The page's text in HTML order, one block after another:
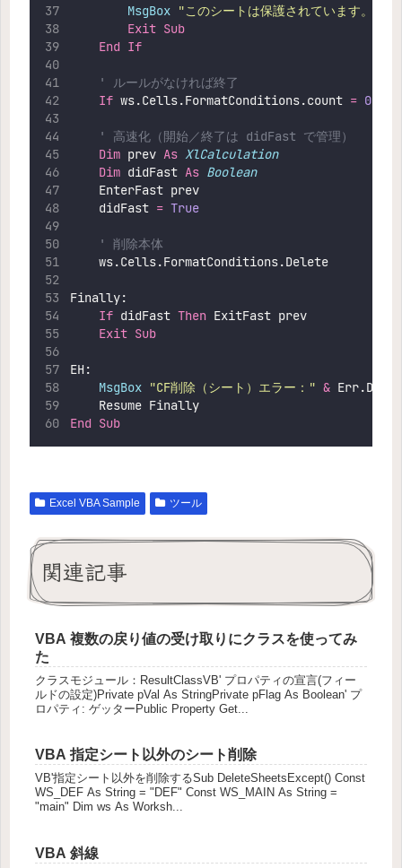
MsgBox "このシートは保護されています。条
Exit Sub
End If
' ルールがなければ終了
If ws.Cells.FormatConditions.count = 0
' 高速化（開始／終了は didFast で管理）
Dim prev As XlCalculation
Dim didFast As Boolean
    EnterFast prev
    didFast
= True
' 削除本体
    ws.Cells.FormatConditions.Delete
Finally:
If didFast Then ExitFast prev
Exit Sub
EH:
MsgBox "CF削除（シート）エラー： " &
    Resume Finally
End Sub
Excel VBA Sample ツール
関連記事
VBA 複数の戻り値の受け取りにクラスを使ってみ
た
クラスモジュール：ResultClassVB' プロパティの宣言(フィー
ルドの設定)Private pVal As StringPrivate pFlag As Boolean' プ
ロパティ: ゲッターPublic Property Get...
VBA 指定シート以外のシート削除
VB'指定シート以外を削除するSub DeleteSheetsExcept() Const
WS_DEF As String = "DEF" Const WS_MAIN As String =
"main" Dim ws As Worksh...
VBA 斜線